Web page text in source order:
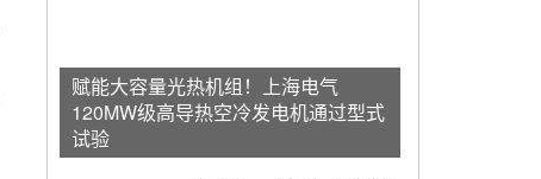
赋能大容量光热机组！上海电气
120MW级高导热空冷发电机通过型式
试验